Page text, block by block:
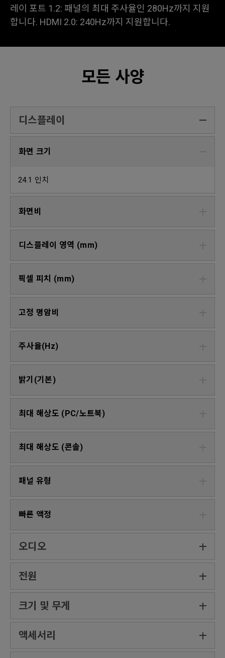
레이 포트 1.2: 패널의 최대 주사율인 280Hz까지 지원
합니다. HDMI 2.0: 240Hz까지 지원합니다.
모든 사양
디스플레이
화면 크기
24.1 인치
화면비
디스플레이 영역 (mm)
픽셀 피치 (mm)
고정 명암비
주사율(Hz)
밝기(기본)
최대 해상도 (PC/노트북)
최대 해상도 (콘솔)
패널 유형
빠른 액정
오디오
전원
크기 및 무게
액세서리